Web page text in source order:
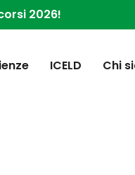
2026!
ICELD Chi